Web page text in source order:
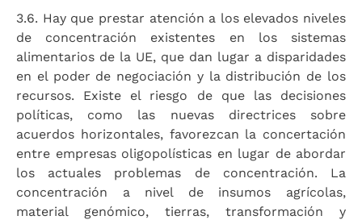
3.6. Hay que prestar atención a los elevados niveles
de concentración existentes en los sistemas
alimentarios de la UE, que dan lugar a disparidades
en el poder de negociación y la distribución de los
recursos. Existe el riesgo de que las decisiones
políticas, como las nuevas directrices sobre
acuerdos horizontales, favorezcan la concertación
entre empresas oligopolísticas en lugar de abordar
los actuales problemas de concentración. La
concentración a nivel de insumos agrícolas,
material genómico, tierras, transformación y